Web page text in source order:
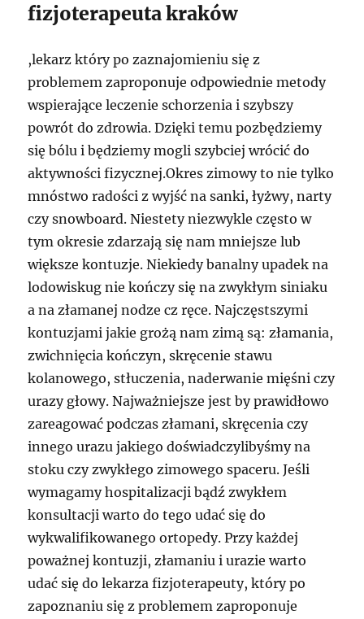
fizjoterapeuta kraków
,lekarz który po zaznajomieniu się z
problemem zaproponuje odpowiednie metody
wspierające leczenie schorzenia i szybszy
powrót do zdrowia. Dzięki temu pozbędziemy
się bólu i będziemy mogli szybciej wrócić do
aktywności fizycznej.Okres zimowy to nie tylko
mnóstwo radości z wyjść na sanki, łyżwy, narty
czy snowboard. Niestety niezwykle często w
tym okresie zdarzają się nam mniejsze lub
większe kontuzje. Niekiedy banalny upadek na
lodowiskug nie kończy się na zwykłym siniaku
a na złamanej nodze cz ręce. Najczęstszymi
kontuzjami jakie grożą nam zimą są: złamania,
zwichnięcia kończyn, skręcenie stawu
kolanowego, stłuczenia, naderwanie mięśni czy
urazy głowy. Najważniejsze jest by prawidłowo
zareagować podczas złamani, skręcenia czy
innego urazu jakiego doświadczylibyśmy na
stoku czy zwykłego zimowego spaceru. Jeśli
wymagamy hospitalizacji bądź zwykłem
konsultacji warto do tego udać się do
wykwalifikowanego ortopedy. Przy każdej
poważnej kontuzji, złamaniu i urazie warto
udać się do lekarza fizjoterapeuty, który po
zapoznaniu się z problemem zaproponuje